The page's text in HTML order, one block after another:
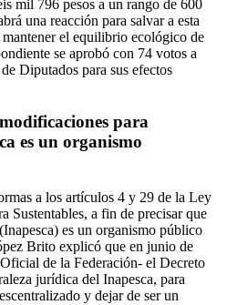
mil 796 pesos a un rango de 600
una reacción para salvar a esta
mantener el equilibrio ecológico de
se aprobó con 74 votos a
Diputados para sus efectos
para
es un organismo
a los artículos 4 y 29 de la Ley
Sustentables, a fin de precisar que
es un organismo público
Brito explicó que en junio de
de la Federación- el Decreto
jurídica del Inapesca, para
y dejar de ser un